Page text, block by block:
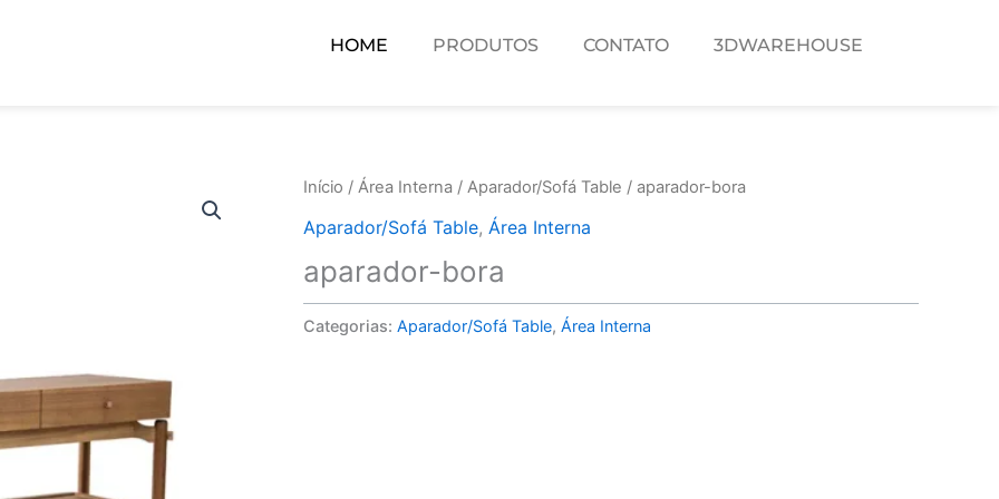
HOME PRODUTOS CONTATO 3DWAREHOUSE
Início / Área Interna / Aparador/Sofá Table / aparador-bora
Aparador/Sofá Table, Área Interna
aparador-bora
Categorias: Aparador/Sofá Table, Área Interna